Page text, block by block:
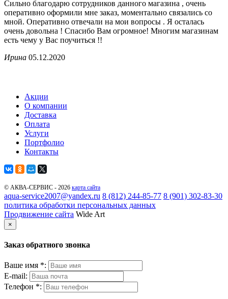
Сильно благодарю сотрудников данного магазина , очень
оперативно оформили мне заказ, моментально связались со
мной. Оперативно отвечали на мои вопросы . Я осталась
очень довольна ! Спасибо Вам огромное! Многим магазинам
есть чему у Вас поучиться !!
Ирина 05.12.2020
Акции
О компании
Доставка
Оплата
Услуги
Портфолио
Контакты
© АКВА-СЕРВИС - 2026 карта сайта
aqua-service2007@yandex.ru 8 (812) 244-85-77 8 (901) 302-83-30
политика обработки персональных данных
Продвижение сайта Wide Art
×
Заказ обратного звонка
Ваше имя *:
E-mail:
Телефон *: